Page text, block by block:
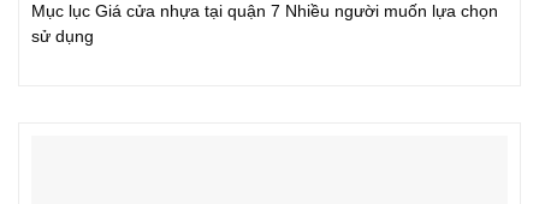
Mục lục Giá cửa nhựa tại quận 7 Nhiều người muốn lựa chọn
sử dụng